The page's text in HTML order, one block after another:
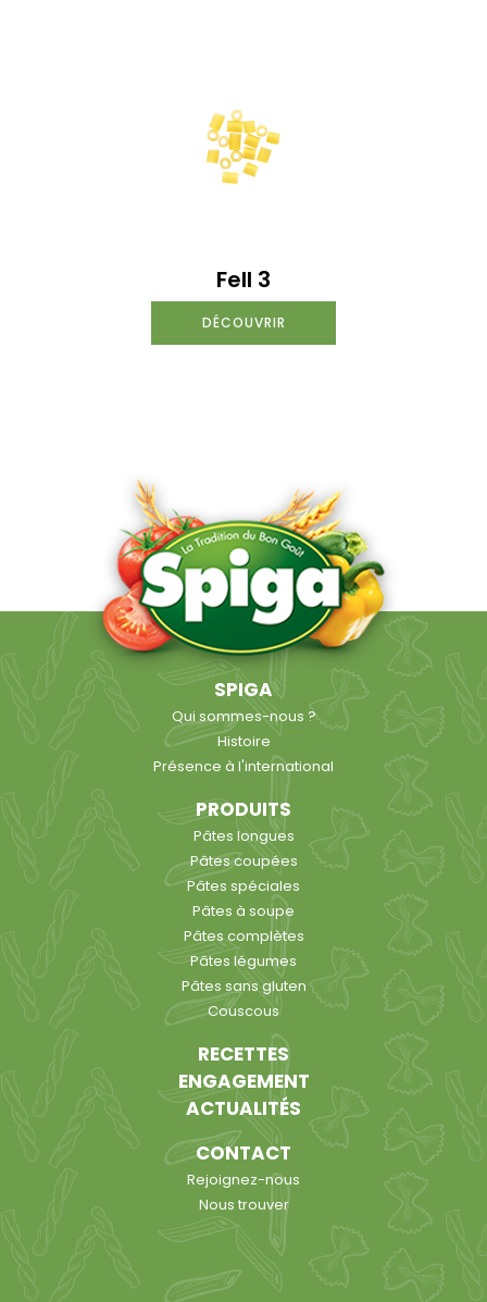
Fell 3
DÉCOUVRIR
SPIGA
Qui sommes-nous ?
Histoire
Présence à l'international
PRODUITS
Pâtes longues
Pâtes coupées
Pâtes spéciales
Pâtes à soupe
Pâtes complètes
Pâtes légumes
Pâtes sans gluten
Couscous
RECETTES
ENGAGEMENT
ACTUALITÉS
CONTACT
Rejoignez-nous
Nous trouver